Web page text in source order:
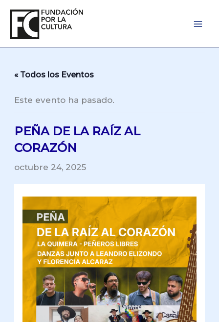
contenido
« Todos los Eventos
Este evento ha pasado.
PEÑA DE LA RAÍZ AL
CORAZÓN
octubre 24, 2025